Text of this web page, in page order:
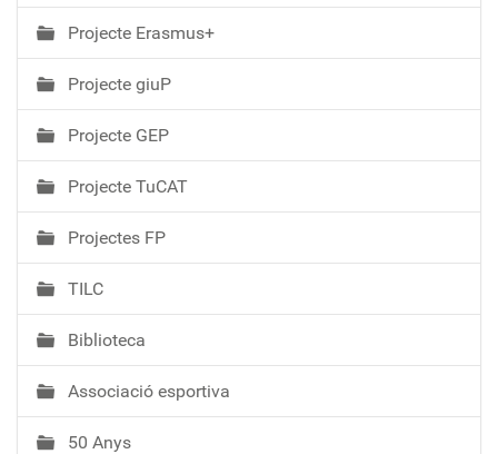
Projecte Erasmus+
Projecte giuP
Projecte GEP
Projecte TuCAT
Projectes FP
TILC
Biblioteca
Associació esportiva
50 Anys